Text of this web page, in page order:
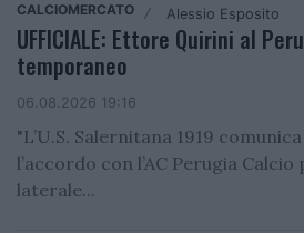
CALCIOMERCATO / Alessio Esposito
UFFICIALE: Ettore Quirini al
temporaneo
06.08.2026 19:16
"L’U.S. Salernitana 1919
l’accordo con l’AC Perugia
laterale...